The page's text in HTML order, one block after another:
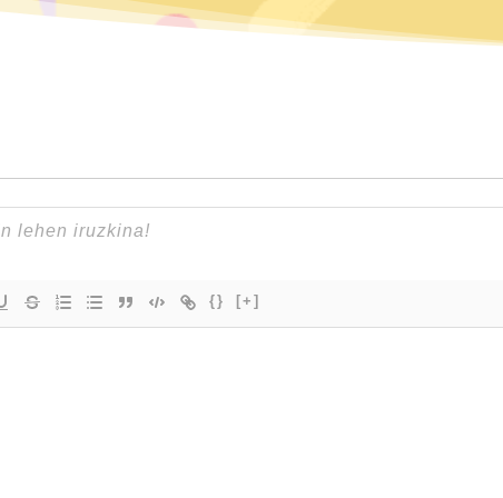
{} [+]